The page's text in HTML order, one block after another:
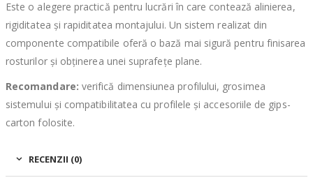
Este o alegere practică pentru lucrări în care contează alinierea,
rigiditatea și rapiditatea montajului. Un sistem realizat din
componente compatibile oferă o bază mai sigură pentru finisarea
rosturilor și obținerea unei suprafețe plane.
Recomandare: verifică dimensiunea profilului, grosimea
sistemului și compatibilitatea cu profilele și accesoriile de gips-
carton folosite.
RECENZII (0)